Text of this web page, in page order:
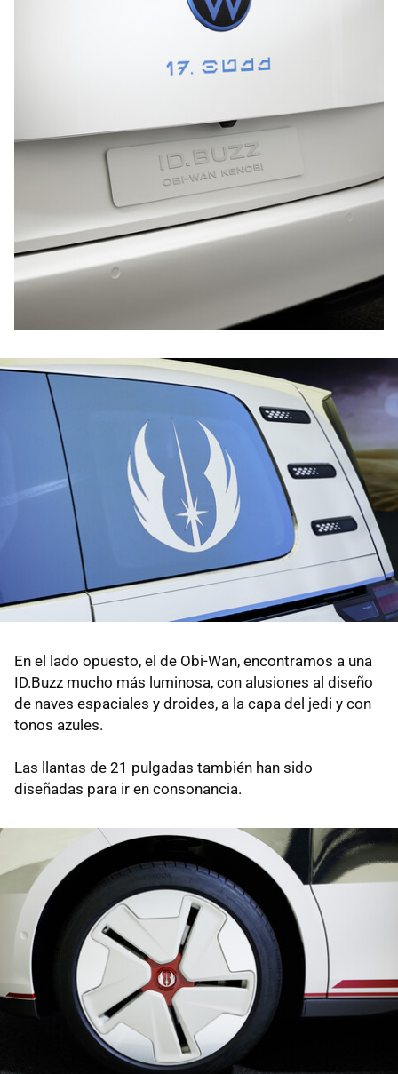
En el lado opuesto, el de Obi-Wan, encontramos a una
ID.Buzz mucho más luminosa, con alusiones al diseño
de naves espaciales y droides, a la capa del jedi y con
tonos azules.
Las llantas de 21 pulgadas también han sido
diseñadas para ir en consonancia.